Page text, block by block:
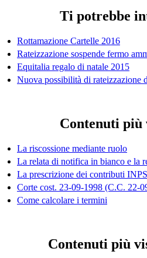
Ti potrebbe
Rottamazione Cartelle 2016
Rateizzazione sospende fermo
Equitalia regalo di natale 2015
Nuova possibilità di rateizzazione
Contenuti più
La riscossione mediante ruolo
La relata di notifica in bianco e la
La prescrizione dei contributi INPS
Corte cost. 23-09-1998 (C.C. 22-
Come calcolare i termini
Contenuti più